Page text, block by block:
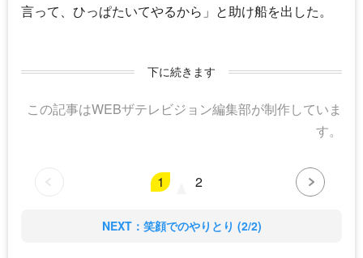
言って、ひっぱたいてやるから」と助け船を出した。
下に続きます
この記事はWEBザテレビジョン編集部が制作していま
す。
1 2
NEXT：笑顔でのやりとり (2/2)